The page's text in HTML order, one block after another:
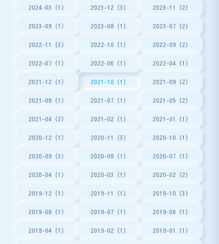
2024-03（1） 2023-12（3） 2023-11（2）
2023-09（1） 2023-08（1） 2023-07（2）
2022-11（3） 2022-10（1） 2022-09（2）
2022-07（1） 2022-06（1） 2022-04（1）
2021-12（1） 2021-10（1） 2021-09（2）
2021-08（1） 2021-07（1） 2021-05（2）
2021-04（2） 2021-02（1） 2021-01（1）
2020-12（1） 2020-11（3） 2020-10（1）
2020-09（3） 2020-08（1） 2020-07（1）
2020-04（1） 2020-03（1） 2020-02（2）
2019-12（1） 2019-11（1） 2019-10（3）
2019-08（1） 2019-07（1） 2019-06（1）
2019-04（1） 2019-02（1） 2019-01（1）